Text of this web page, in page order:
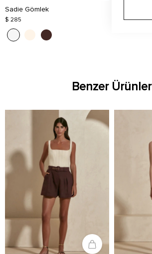
Sadie Gömlek
$ 285
Benzer Ürünler